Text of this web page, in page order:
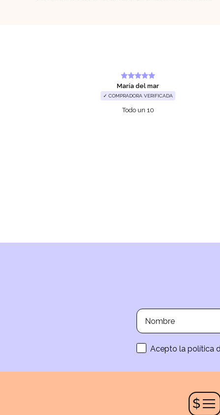
María del mar
✓ COMPRADORA VERIFICADA
Todo un 10
Acepto la política